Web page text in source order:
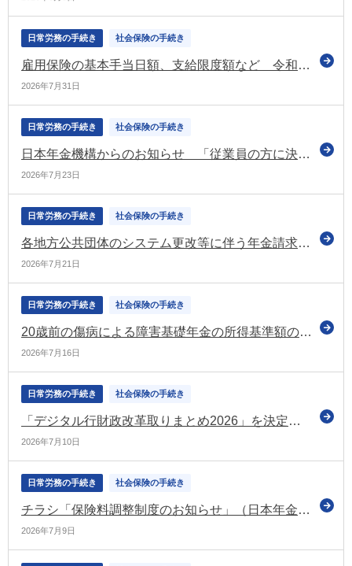
日常労務の手続き 社会保険の手続き
雇用保険の基本手当日額、支給限度額など 令和8年8月1日から変更（厚労省）
2026年7月31日
日常労務の手続き 社会保険の手続き
日本年金機構からのお知らせ 「従業員の方に決定した「標準報酬月額」の通知をお願いします」などの情報を掲載（令和8年7月号）
2026年7月23日
日常労務の手続き 社会保険の手続き
各地方公共団体のシステム更改等に伴う年金請求書等の審査への影響 令和8年7月21日の時点においても処理に1～2週間程度の遅れ（日本年金機構）
2026年7月21日
日常労務の手続き 社会保険の手続き
20歳前の傷病による障害基礎年金の所得基準額の改定（令和8年10月～）などに関する通達を公表（厚労省）
2026年7月16日
日常労務の手続き 社会保険の手続き
「デジタル行財政改革取りまとめ2026」を決定 DX、とりわけ生成AI等を活用した変革（AX）を加速するための取組を推進（内閣官房）
2026年7月10日
日常労務の手続き 社会保険の手続き
チラシ「保険料調整制度のお知らせ」（日本年金機構）
2026年7月9日